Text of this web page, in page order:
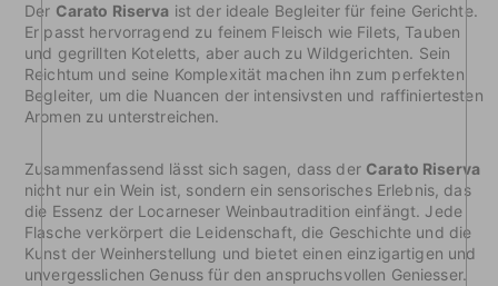
Der Carato Riserva ist der ideale Begleiter für feine Gerichte.
Er passt hervorragend zu feinem Fleisch wie Filets, Tauben
und gegrillten Koteletts, aber auch zu Wildgerichten. Sein
Reichtum und seine Komplexität machen ihn zum perfekten
Begleiter, um die Nuancen der intensivsten und raffiniertesten
Aromen zu unterstreichen.
Zusammenfassend lässt sich sagen, dass der Carato Riserva
nicht nur ein Wein ist, sondern ein sensorisches Erlebnis, das
die Essenz der Locarneser Weinbautradition einfängt. Jede
Flasche verkörpert die Leidenschaft, die Geschichte und die
Kunst der Weinherstellung und bietet einen einzigartigen und
unvergesslichen Genuss für den anspruchsvollen Geniesser.